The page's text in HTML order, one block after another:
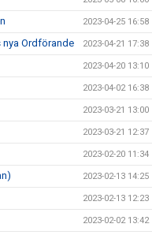
2023-04-25 16:58
Ordförande 2023-04-21 17:38
2023-04-20 13:10
2023-04-02 16:38
2023-03-21 13:00
2023-03-21 12:37
2023-02-20 11:34
2023-02-13 14:25
2023-02-13 12:23
2023-02-02 13:42